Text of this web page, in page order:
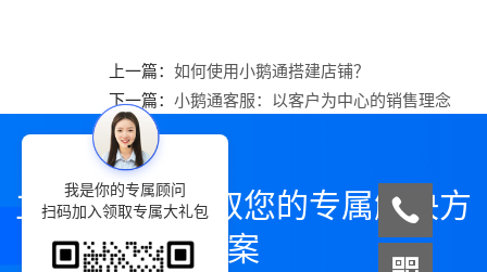
上一篇： 如何使用小鹅通搭建店铺？
下一篇： 小鹅通客服：以客户为中心的销售理念
立即咨询，领取您的专属解决方
案
我是你的专属顾问
扫码加入领取专属大礼包